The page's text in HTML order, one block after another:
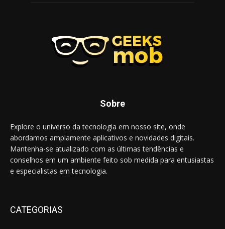
Sobre
Explore o universo da tecnologia em nosso site, onde
abordamos amplamente aplicativos e novidades digitais.
Mantenha-se atualizado com as últimas tendências e
conselhos em um ambiente feito sob medida para entusiastas
e especialistas em tecnologia.
CATEGORIAS